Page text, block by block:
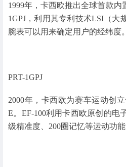
1999年，卡西欧推出全球首款内
1GPJ，利用其专利技术LSI（大
腕表可以用来确定用户的经纬度。
PRT-1GPJ
2000年，卡西欧为赛车运动创
E。EF-100利用卡西欧原创的电
级精准度、200圈记忆等运动功能